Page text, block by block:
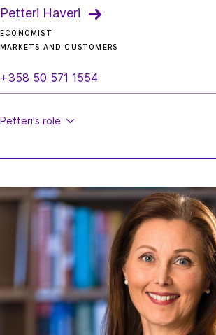
Petteri Haveri
ECONOMIST
MARKETS AND CUSTOMERS
+358 50 571 1554
Petteri's role